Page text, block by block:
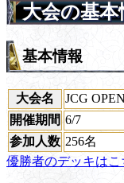
大会の基本
基本情報
大会名
JCG
開催期間 6/7
参加人数 256名
優勝者のデッキはこ